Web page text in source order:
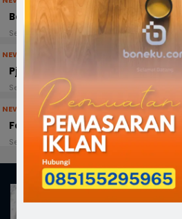
Baznas Bone Salurkan Bantuan
Selasa, 10 Juli 2018 - 13:17 WITA
NEWS
Pj Bupati Beri Ucapan Selamat Ke
Selasa, 10 Juli 2018 - 04:48 WITA
NEWS
Fahsar menembus banjir hingga
Senin, 9 Juli 2018 - 11:36 WITA
Ragam